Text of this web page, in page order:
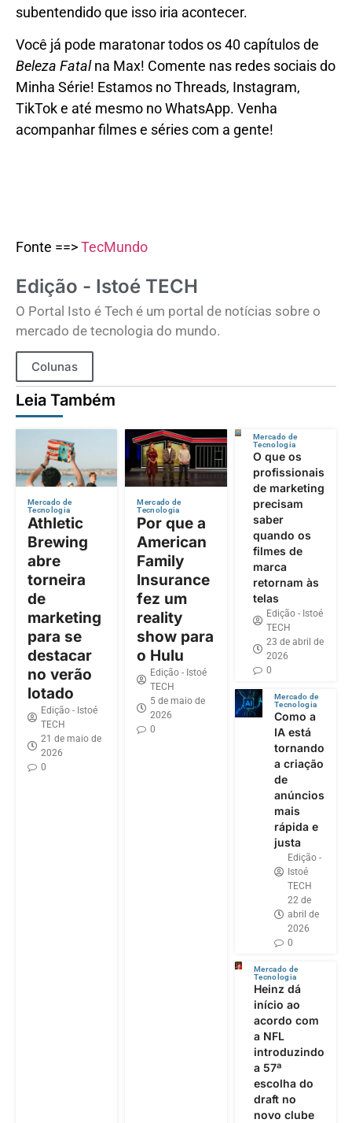
subentendido que isso iria acontecer.
Você já pode maratonar todos os 40 capítulos de
Beleza Fatalna Max! Comente nas redes sociais do
Minha Série! Estamos noThreads, Instagram,
TikToke até mesmo noWhatsApp. Venha
acompanhar filmes e séries com a gente!
Fonte ==>TecMundo
Edição - Istoé TECH
O Portal Isto é Tech é um portal de notícias sobre o
mercado de tecnologia do mundo.
Colunas
Leia Também
Mercado de
Tecnologia
Athletic
Brewing
abre
torneira
de
marketing
para se
destacar
no verão
lotado
Edição - Istoé
TECH
21 de maio de
2026
0
Mercado de
Tecnologia
Por que a
American
Family
Insurance
fez um
reality
show para
o Hulu
Edição - Istoé
TECH
5 de maio de
2026
0
Mercado de
Tecnologia
O que os
profissionais
de marketing
precisam
saber
quando os
filmes de
marca
retornam às
telas
Edição - Istoé
TECH
23 de abril de
2026
0
Mercado de
Tecnologia
Como a
IA está
tornando
a criação
de
anúncios
mais
rápida e
justa
Edição -
Istoé
TECH
22 de
abril de
2026
0
Mercado de
Tecnologia
Heinz dá
início ao
acordo com
a NFL
introduzindo
a 57ª
escolha do
draft no
novo clube